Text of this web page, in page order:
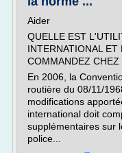
Aider
QUELLE EST
INTERNATIONAL
COMMANDEZ CHEZ
En 2006, la
routière du 08/11/
modifications
international doit
supplémentaires sur
police...